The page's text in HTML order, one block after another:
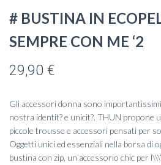
# BUSTINA IN
SEMPRE CON ME ‘2
29,90 €
Gli accessori donna sono
nostra identit? e unicit?. THUN propone
piccole trousse e accessori pensati per
Oggetti unici ed essenziali nella borsa di
bustina con zip, un accessorio chic per